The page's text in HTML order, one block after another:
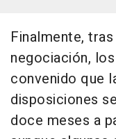
Finalmente,
negociación,
convenido que
disposiciones
doce meses a